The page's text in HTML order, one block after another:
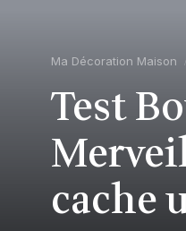
Ma Décoration Maison
Test
cache